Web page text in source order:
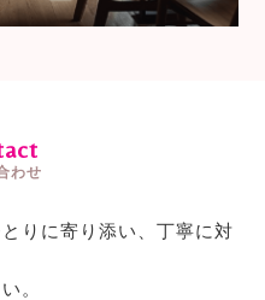
わせ
りに寄り添い、丁寧に対
。